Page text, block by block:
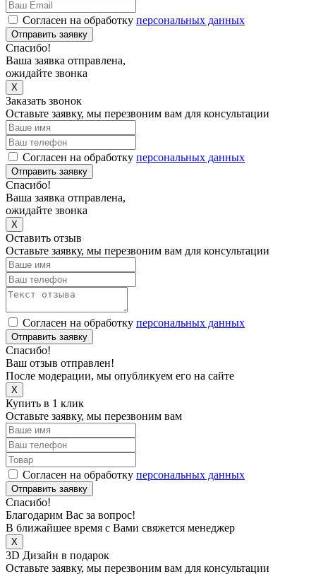
Согласен на обработку персональных данных
Отправить заявку
Спасибо!
Ваша заявка отправлена,
ожидайте звонка
X
Заказать звонок
Оставьте заявку, мы перезвоним вам для консультации
Согласен на обработку персональных данных
Отправить заявку
Спасибо!
Ваша заявка отправлена,
ожидайте звонка
X
Оставить отзыв
Оставьте заявку, мы перезвоним вам для консультации
Согласен на обработку персональных данных
Отправить заявку
Спасибо!
Ваш отзыв отправлен!
После модерации, мы опубликуем его на сайте
X
Купить в 1 клик
Оставьте заявку, мы перезвоним вам
Согласен на обработку персональных данных
Отправить заявку
Спасибо!
Благодарим Вас за вопрос!
В ближайшее время с Вами свяжется менеджер
X
3D Дизайн в подарок
Оставьте заявку, мы перезвоним вам для консультации